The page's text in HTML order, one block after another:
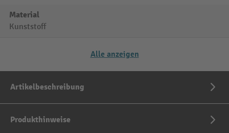
Material
Kunststoff
Alle anzeigen
Artikelbeschreibung
Produkthinweise